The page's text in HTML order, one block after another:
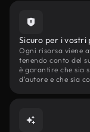
Sicuro per i
Ogni risorsa viene
tenendo conto del
è garantire che sia
d'autore e che sia